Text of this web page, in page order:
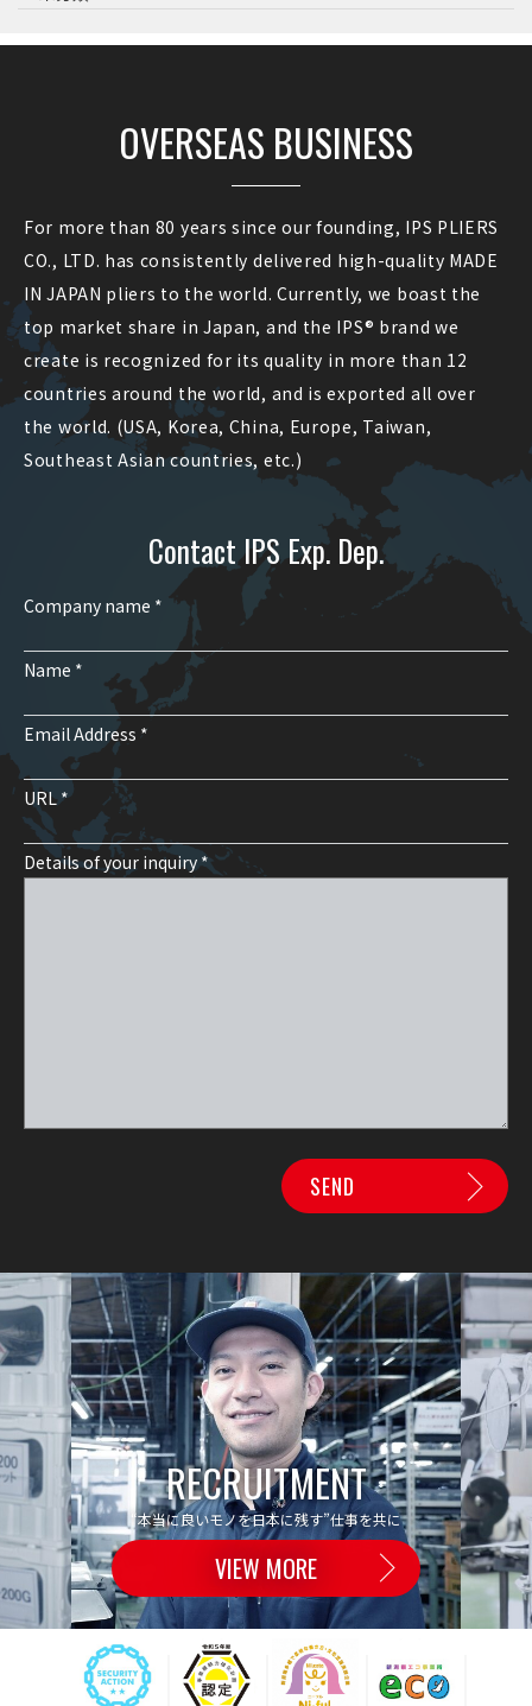
OVERSEAS BUSINESS
For more than 80 years since our founding, IPS PLIERS
CO., LTD. has consistently delivered high-quality MADE
IN JAPAN pliers to the world. Currently, we boast the
top market share in Japan, and the IPS® brand we
create is recognized for its quality in more than 12
countries around the world, and is exported all over
the world. (USA, Korea, China, Europe, Taiwan,
Southeast Asian countries, etc.)
Contact IPS Exp. Dep.
Company name *
Name *
Email Address *
URL *
Details of your inquiry *
RECRUITMENT
“本当に良いモノを日本に残す”仕事を共に
VIEW MORE